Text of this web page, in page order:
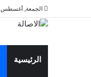
الجمعة, أغسطس 7 2026
الرئيسية